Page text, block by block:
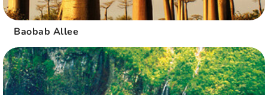
Baobab Allee